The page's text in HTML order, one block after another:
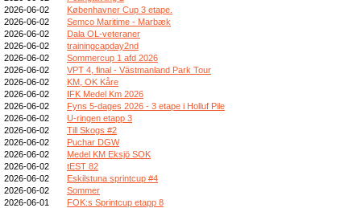
2026-06-02
Københavner Cup 3 etape.
2026-06-02
Semco Maritime - Marbæk
2026-06-02
Dala OL-veteraner
2026-06-02
trainingcapday2nd
2026-06-02
Sommercup 1 afd 2026
2026-06-02
VPT 4, final - Västmanland Park Tour
2026-06-02
KM, OK Kåre
2026-06-02
IFK Medel Km 2026
2026-06-02
Fyns 5-dages 2026 - 3 etape i Holluf Pile
2026-06-02
U-ringen etapp 3
2026-06-02
Till Skogs #2
2026-06-02
Puchar DGW
2026-06-02
Medel KM Eksjö SOK
2026-06-02
tEST 82
2026-06-02
Eskilstuna sprintcup #4
2026-06-02
Sommer
2026-06-01
FOK:s Sprintcup etapp 8